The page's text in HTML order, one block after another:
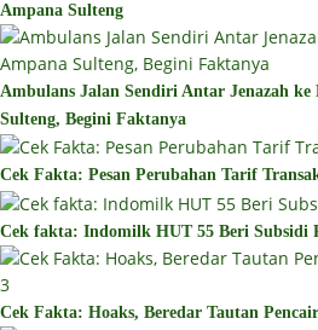
Ampana Sulteng
Ambulans Jalan Sendiri Antar Jenazah
Sulteng, Begini Faktanya
Cek Fakta: Pesan Perubahan Tarif
Cek fakta: Indomilk HUT 55 Beri Subsidi
Cek Fakta: Hoaks, Beredar Tautan